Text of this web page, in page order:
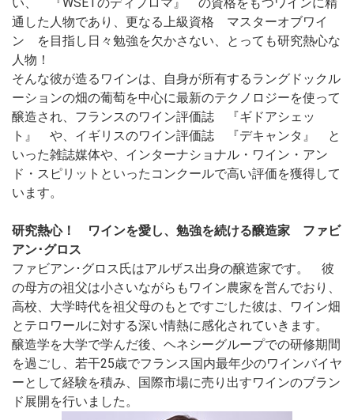
通した人物であり、更なる上級資格 マスターオブワイ
ン を目指し日々勉強を欠かさない、とっても研究熱心な
人物！
そんな彼が造るワインは、自身が所有するラングドックル
ーションの畑の葡萄を中心に最新のテクノロジーを使って
醸造され、フランスのワイン評価誌 『ギドアシェッ
ト』 や、イギリスのワイン評価誌 『デキャンタ』 と
いった雑誌媒体や、インターナショナル・ワイン・アン
ド・スピリットといったコンクールで高い評価を獲得して
います。
研究熱心！ ワインを愛し、勉強を続ける醸造家 ファビ
アン･グロス
ファビアン･グロス氏はアルザス出身の醸造家です。 彼
の母方の祖父は小さいながらもワイン農家を営んでおり、
高校、大学時代を祖父母のもとですごした彼は、ワイン畑
とテロワールに対する深い情熱に感化されていきます。
醸造学を大学で学んだ後、ヘネシーグループでの研修期間
を過ごし、若干25歳でフランス国内最年少のワインバイヤ
ーとして経験を積み、国際市場に売り出すワインのブラン
ド展開を行いました。